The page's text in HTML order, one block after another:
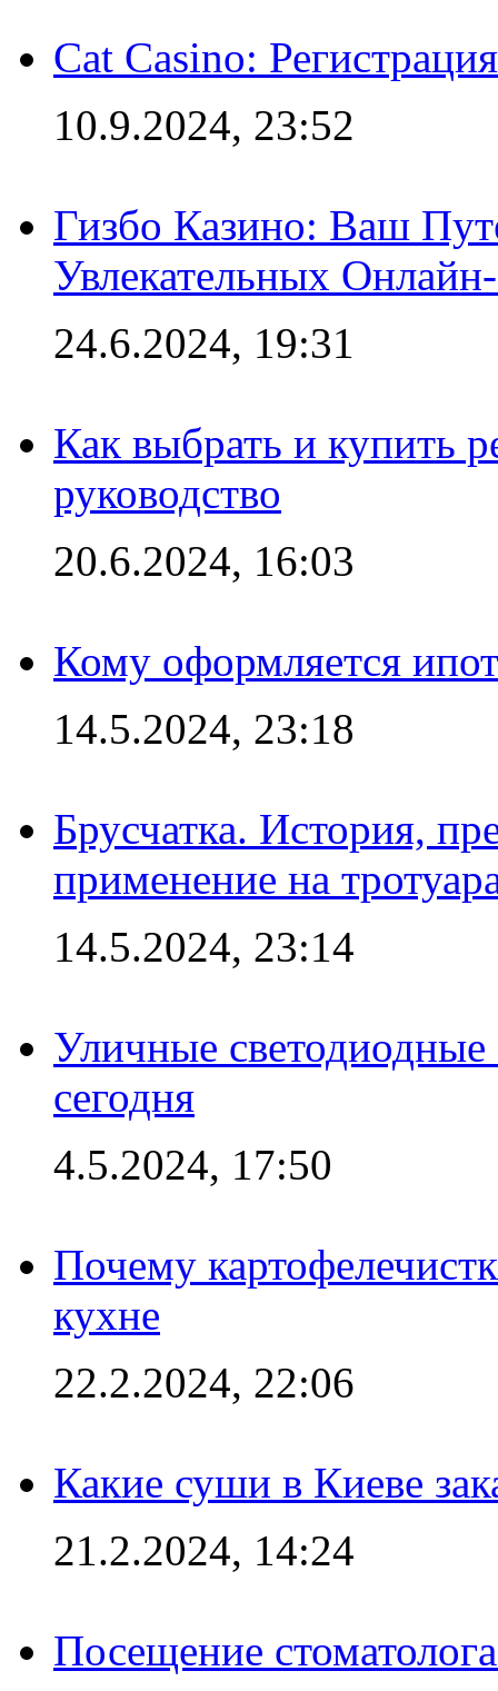
Cat Casino:
10.9.2024, 23:52
Гизбо Казино: Ваш
Увлекательных
24.6.2024, 19:31
Как выбрать и купить
руководство
20.6.2024, 16:03
Кому оформляется
14.5.2024, 23:18
Брусчатка. История,
применение на
14.5.2024, 23:14
Уличные
сегодня
4.5.2024, 17:50
Почему
кухне
22.2.2024, 22:06
Какие суши в Киеве
21.2.2024, 14:24
Посещение